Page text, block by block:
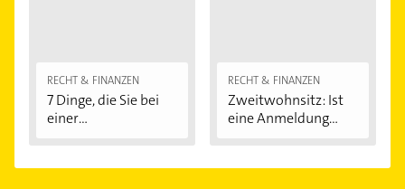
RECHT & FINANZEN
7 Dinge, die Sie bei
einer
RECHT & FINANZEN
Zweitwohnsitz: Ist
eine Anmeldung...